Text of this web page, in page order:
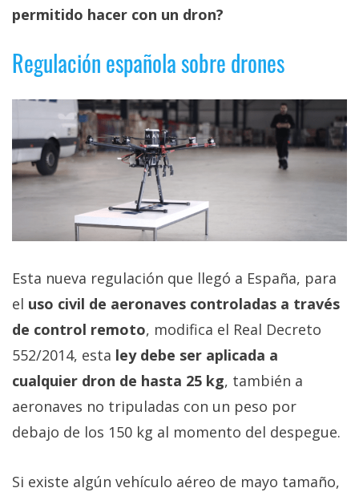
El Grupo
2026.Algunos
derechos
permitido hacer con un dron?
Regulación española sobre drones
Esta nueva regulación que llegó a España, para
el uso civil de aeronaves controladas a través
de control remoto, modifica el Real Decreto
552/2014, esta ley debe ser aplicada a
cualquier dron de hasta 25 kg, también a
aeronaves no tripuladas con un peso por
debajo de los 150 kg al momento del despegue.
Si existe algún vehículo aéreo de mayo tamaño,